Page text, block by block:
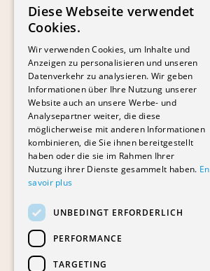
FRENCH
Diese Webseite verwendet
Cookies.
Wir verwenden Cookies, um Inhalte und
Anzeigen zu personalisieren und unseren
Datenverkehr zu analysieren. Wir geben
Informationen über Ihre Nutzung unserer
Website auch an unsere Werbe- und
Analysepartner weiter, die diese
möglicherweise mit anderen Informationen
kombinieren, die Sie ihnen bereitgestellt
haben oder die sie im Rahmen Ihrer
Nutzung ihrer Dienste gesammelt haben. En
savoir plus
UNBEDINGT ERFORDERLICH
PERFORMANCE
TARGETING